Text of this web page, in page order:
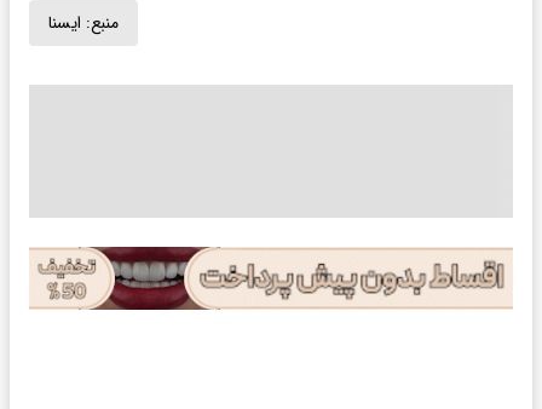
منبع: ايسنا